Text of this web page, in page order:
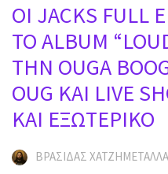
OI JACKS
ΤΟ ALBUM
ΤΗΝ OUGA
OUG ΚΑΙ LIVE
ΚΑΙ ΕΞΩΤΕΡΙΚΟ
ΒΡΑΣΊΔΑΣ